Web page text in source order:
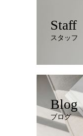
Staff
スタッフ
Blog
ブログ